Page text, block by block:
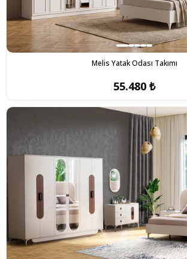
Melis Yatak Odası Takımı
55.480 ₺